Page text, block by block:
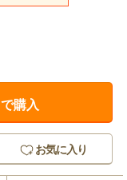
で購入
お気に入り